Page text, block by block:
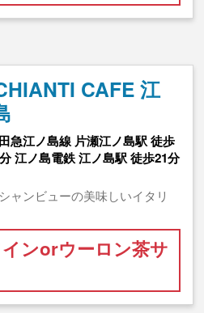
CAFE 江
急江ノ島線 片瀬江ノ島駅 徒歩
江ノ島電鉄 江ノ島駅 徒歩21分
ャンビューの美味しいイタリ
ンorウーロン茶サ